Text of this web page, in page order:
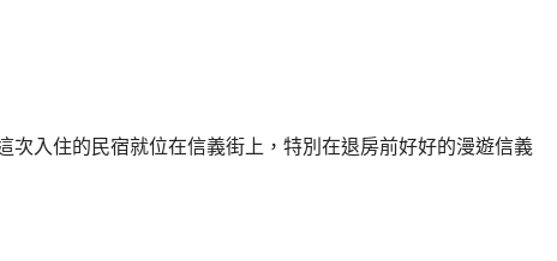
次入住的民宿就位在信義街上，特別在退房前好好的漫遊信義